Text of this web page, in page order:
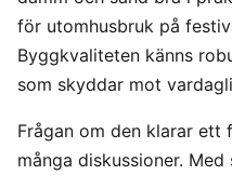
för utomhusbruk på
Byggkvaliteten känns
som skyddar mot
Frågan om den klarar
många diskussioner.